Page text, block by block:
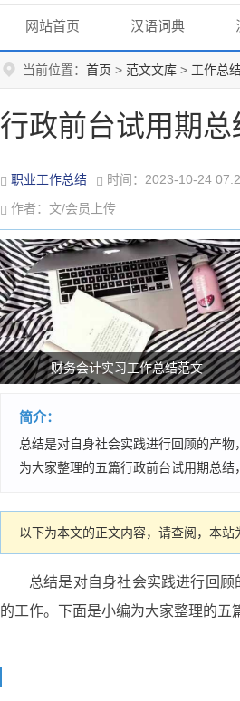
网站首页 汉语词典
当前位置： 首页 > 范文文库 > 工作总
行政前台试用期总
职业工作总结 时间：2023-10-24
作者：文/会员上传
财务会计实习工作总结范文
简介：
总结是对自身社会实践进行回顾的产
为大家整理的五篇行政前台试用期总
以下为本文的正文内容，请查阅，本站
总结是对自身社会实践进行回
的工作。下面是小编为大家整理的五